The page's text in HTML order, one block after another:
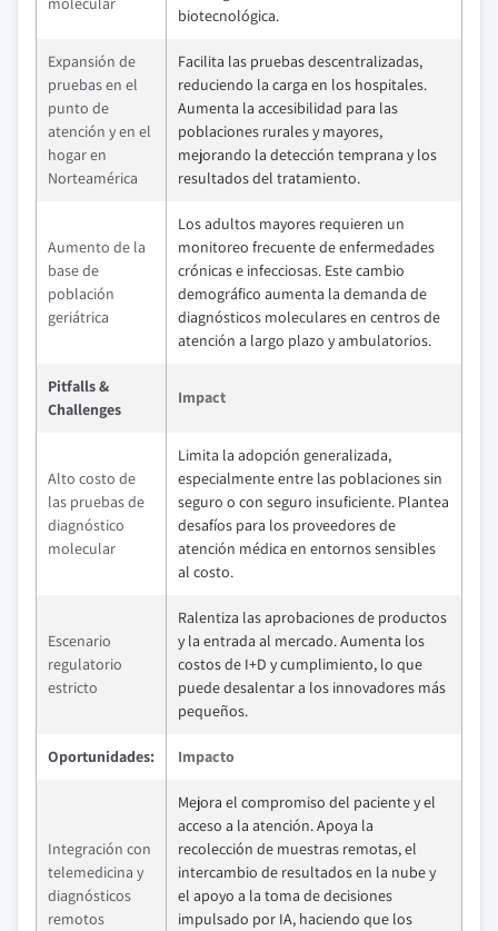
biotecnológica.
Expansión de
pruebas en el
punto de
atención y en el
hogar en
Norteamérica
Facilita las pruebas descentralizadas,
reduciendo la carga en los hospitales.
Aumenta la accesibilidad para las
poblaciones rurales y mayores,
mejorando la detección temprana y los
resultados del tratamiento.
Aumento de la
base de
población
geriátrica
Los adultos mayores requieren un
monitoreo frecuente de enfermedades
crónicas e infecciosas. Este cambio
demográfico aumenta la demanda de
diagnósticos moleculares en centros de
atención a largo plazo y ambulatorios.
Pitfalls &
Challenges
Impact
Alto costo de
las pruebas de
diagnóstico
molecular
Limita la adopción generalizada,
especialmente entre las poblaciones sin
seguro o con seguro insuficiente. Plantea
desafíos para los proveedores de
atención médica en entornos sensibles
al costo.
Escenario
regulatorio
estricto
Ralentiza las aprobaciones de productos
y la entrada al mercado. Aumenta los
costos de I+D y cumplimiento, lo que
puede desalentar a los innovadores más
pequeños.
Oportunidades: Impacto
Integración con
telemedicina y
diagnósticos
remotos
Mejora el compromiso del paciente y el
acceso a la atención. Apoya la
recolección de muestras remotas, el
intercambio de resultados en la nube y
el apoyo a la toma de decisiones
impulsado por IA, haciendo que los